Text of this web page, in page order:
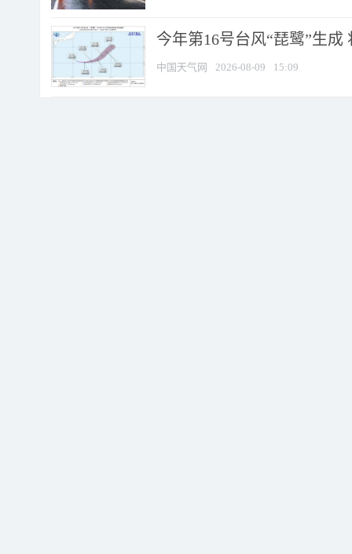
今年第16号台风“琵鹭”生
中国天气网 2026-08-09 15:09